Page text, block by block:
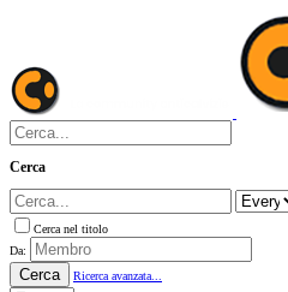
Cerca
Cerca nel titolo
Da:
Cerca Ricerca avanzata...